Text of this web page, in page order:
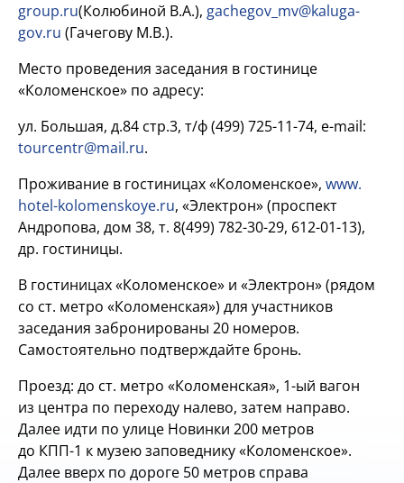
group.ru(Колюбиной В.А.), gachegov_mv@kaluga-
gov.ru (Гачегову М.В.).
Место проведения заседания в гостинице
«Коломенское» по адресу:
ул. Большая, д.84 стр.3, т/ф(499) 725-11-74, e-mail:
tourcentr@mail.ru.
Проживание в гостиницах «Коломенское», www.
hotel-kolomenskoye.ru, «Электрон» (проспект
Андропова, дом 38, т. 8(499) 782-30-29, 612-01-13),
др. гостиницы.
В гостиницах «Коломенское» и «Электрон» (рядом
со ст. метро «Коломенская») для участников
заседания забронированы 20 номеров.
Самостоятельно подтверждайте бронь.
Проезд: до ст. метро «Коломенская», 1-ый вагон
из центра по переходу налево, затем направо.
Далее идти по улице Новинки 200 метров
до КПП-1 к музею заповеднику «Коломенское».
Далее вверх по дороге 50 метров справа